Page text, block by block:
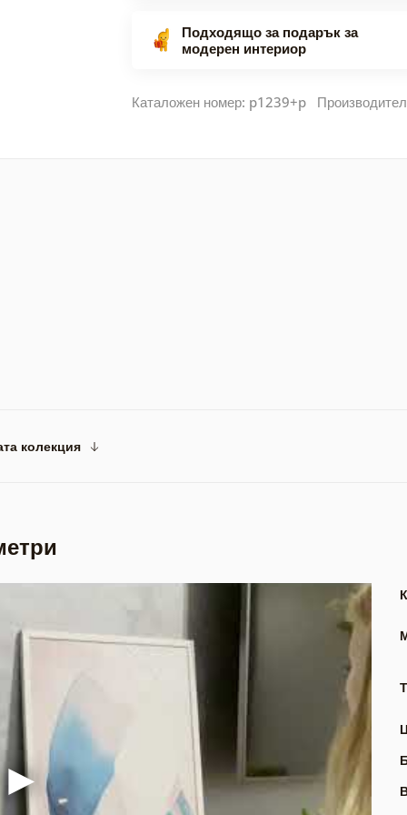
Подходящо за подарък за
модерен интериор
Каталожен номер: p1239+p
колекция